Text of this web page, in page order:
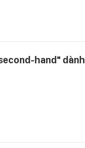
hand" dành